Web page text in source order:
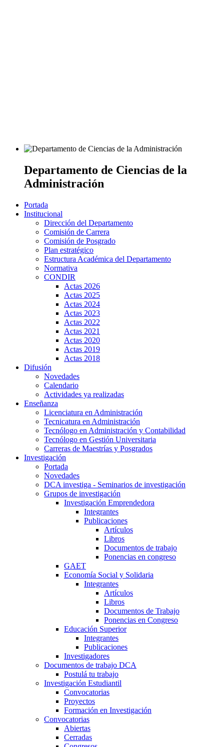
Departamento de Ciencias de la
Administración
Portada
Institucional
Dirección del Departamento
Comisión de Carrera
Comisión de Posgrado
Plan estratégico
Estructura Académica del Departamento
Normativa
CONDIR
Actas 2026
Actas 2025
Actas 2024
Actas 2023
Actas 2022
Actas 2021
Actas 2020
Actas 2019
Actas 2018
Difusión
Novedades
Calendario
Actividades ya realizadas
Enseñanza
Licenciatura en Administración
Tecnicatura en Administración
Tecnólogo en Administración y Contabilidad
Tecnólogo en Gestión Universitaria
Carreras de Maestrías y Posgrados
Investigación
Portada
Novedades
DCA investiga - Seminarios de investigación
Grupos de investigación
Investigación Emprendedora
Integrantes
Publicaciones
Artículos
Libros
Documentos de trabajo
Ponencias en congreso
GAET
Economía Social y Solidaria
Integrantes
Artículos
Libros
Documentos de Trabajo
Ponencias en Congreso
Educación Superior
Integrantes
Publicaciones
Investigadores
Documentos de trabajo DCA
Postulá tu trabajo
Investigación Estudiantil
Convocatorias
Proyectos
Formación en Investigación
Convocatorias
Abiertas
Cerradas